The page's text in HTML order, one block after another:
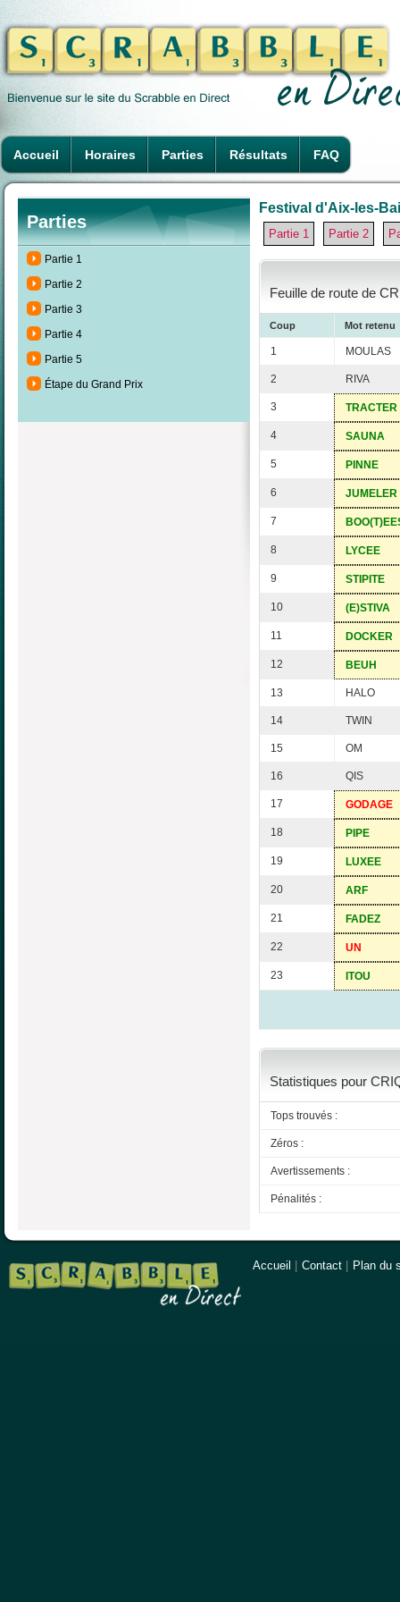
Accueil Horaires Parties Résultats FAQ
Parties
Partie 1
Partie 2
Partie 3
Partie 4
Partie 5
Étape du Grand Prix
Festival d'Aix-les-
Partie 1 Partie 2
Feuille de route de
Coup Mot retenu
1 MOULAS
2 RIVA
3 TRACTER
4 SAUNA
5 PINNE
6 JUMELER
7
8 LYCEE
9 STIPITE
10 (E)STIVA
11 DOCKER
12 BEUH
13 HALO
14 TWIN
15 OM
16 QIS
17 GODAGE
18 PIPE
19 LUXEE
20 ARF
21 FADEZ
22 UN
23 ITOU
Statistiques pour
Tops trouvés :
Zéros :
Avertissements :
Pénalités :
Accueil Contact Plan du